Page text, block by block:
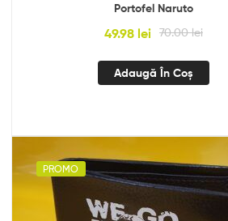
Portofel Naruto
70.00lei
49.98 lei
Adaugă În Coș
PROMO